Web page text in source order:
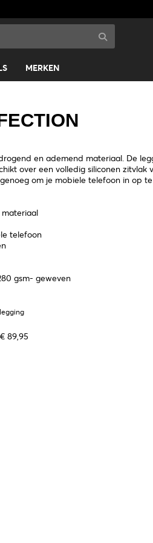
MERKEN
en ademend materiaal. De
over een volledig siliconen
om je mobiele telefoon in op
telefoon
gsm- geweven
€ 89,95